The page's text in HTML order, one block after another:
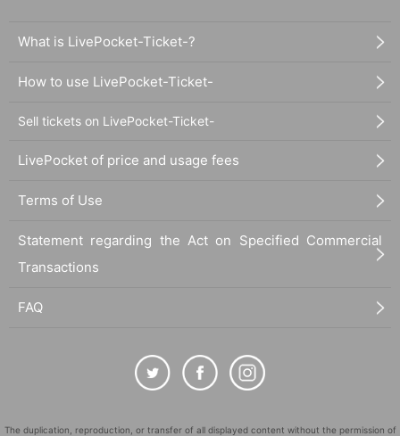
What is LivePocket-Ticket-?
How to use LivePocket-Ticket-
Sell tickets on LivePocket-Ticket-
LivePocket of price and usage fees
Terms of Use
Statement regarding the Act on Specified Commercial
Transactions
FAQ
The duplication, reproduction, or transfer of all displayed content without the permission of